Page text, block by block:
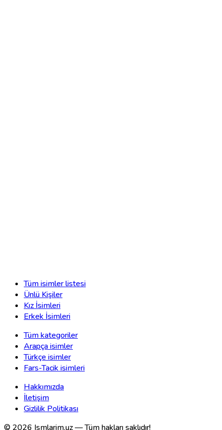
Tüm isimler listesi
Ünlü Kişiler
Kız İsimleri
Erkek İsimleri
Tüm kategoriler
Arapça isimler
Türkçe isimler
Fars-Tacik isimleri
Hakkımızda
İletişim
Gizlilik Politikası
© 2026 Ismlarim.uz —Tüm hakları saklıdır!